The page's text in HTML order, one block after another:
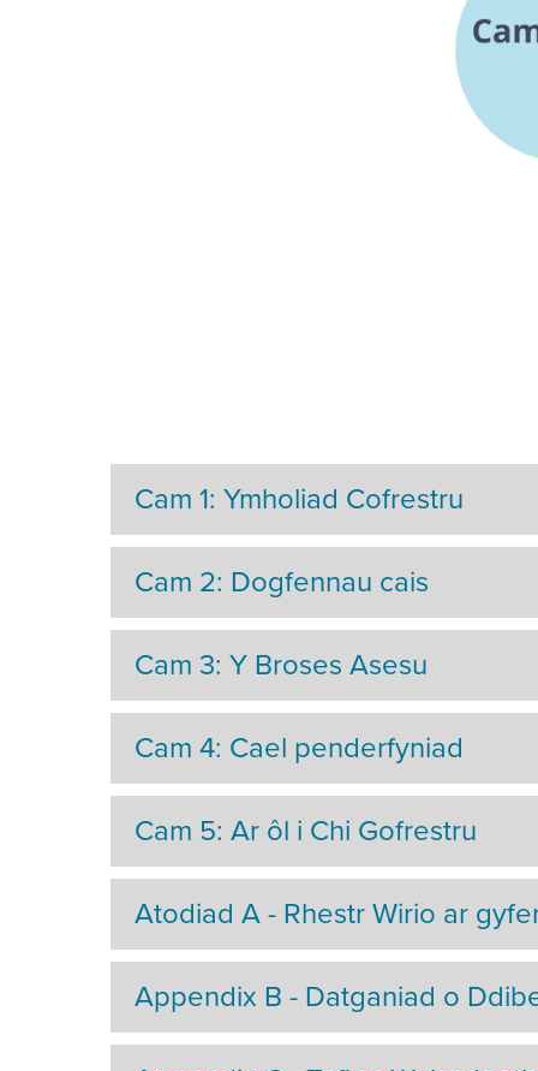
Cam 1: Ymholiad Cofrestru
Cam 2: Dogfennau cais
Cam 3: Y Broses Asesu
Cam 4: Cael penderfyniad
Cam 5: Ar ôl i Chi Gofrestru
Atodiad A - Rhestr Wirio ar
Appendix B - Datganiad o